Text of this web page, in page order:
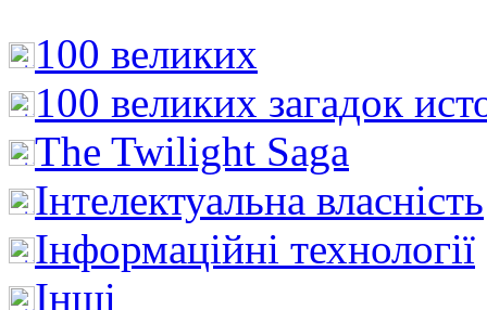
100 великих
100 великих загадок
The Twilight Saga
Інтелектуальна влaсність
Інформаційні технології
Інші